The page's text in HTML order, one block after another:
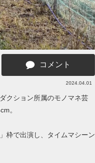
コメント
2024.04.01
クション所属のモノマネ芸
。
枠で出演し、タイムマシーン